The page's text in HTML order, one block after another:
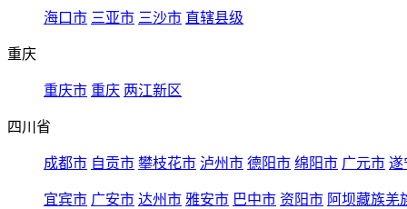
海口市 三亚市 三沙市 直辖县级
重庆
重庆市 重庆 两江新区
四川省
成都市 自贡市 攀枝花市 泸州市 德阳市 绵阳市 广元市 遂
宜宾市 广安市 达州市 雅安市 巴中市 资阳市 阿坝藏族羌